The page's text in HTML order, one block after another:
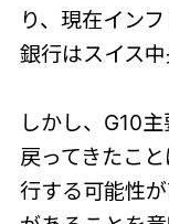
り、現在イン
銀行はスイス
しかし、G10
戻ってきたこ
行する可能性